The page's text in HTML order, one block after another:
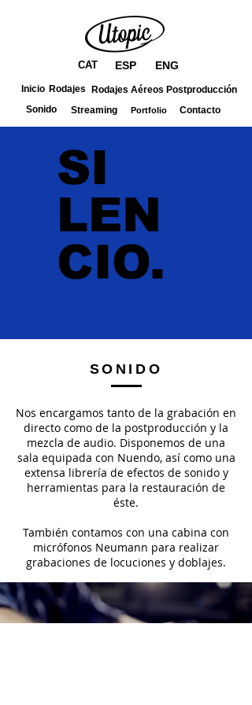
SI
LEN
CIO.
SONIDO
Nos encargamos tanto de la grabación en
directo como de la postproducción y la
mezcla de audio. Disponemos de una
sala equipada con Nuendo, así como una
extensa librería de efectos de sonido y
herramientas para la restauración de
éste.
También contamos con una cabina con
micrófonos Neumann para realizar
grabaciones de locuciones y doblajes.
Inicio Rodajes Rodajes Aéreos Postproducción
Sonido Streaming Portfolio Contacto
CAT ESP ENG